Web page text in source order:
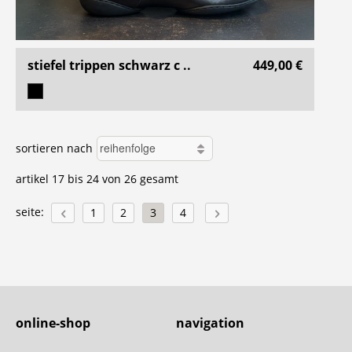
stiefel trippen schwarz c .. 449,00 €
sortieren nach
artikel 17 bis 24 von 26 gesamt
seite: 1 2 3 4
navigation
online-shop